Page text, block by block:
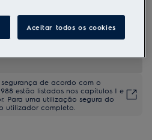
de acordo com o
estão listados nos capítulos I e
Para uma utilização segura do
utilizador completo.
Aceitar todos os cookies